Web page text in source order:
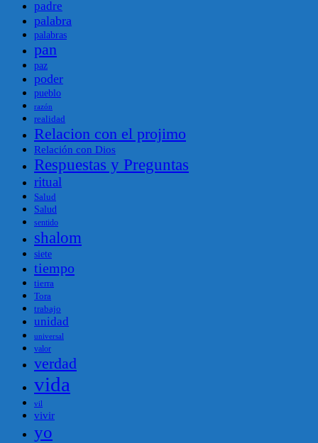
padre
palabra
palabras
pan
paz
poder
pueblo
razón
realidad
Relacion con el projimo
Relación con Dios
Respuestas y Preguntas
ritual
Salud
Salud
sentido
shalom
siete
tiempo
tierra
Tora
trabajo
unidad
universal
valor
verdad
vida
vil
vivir
yo